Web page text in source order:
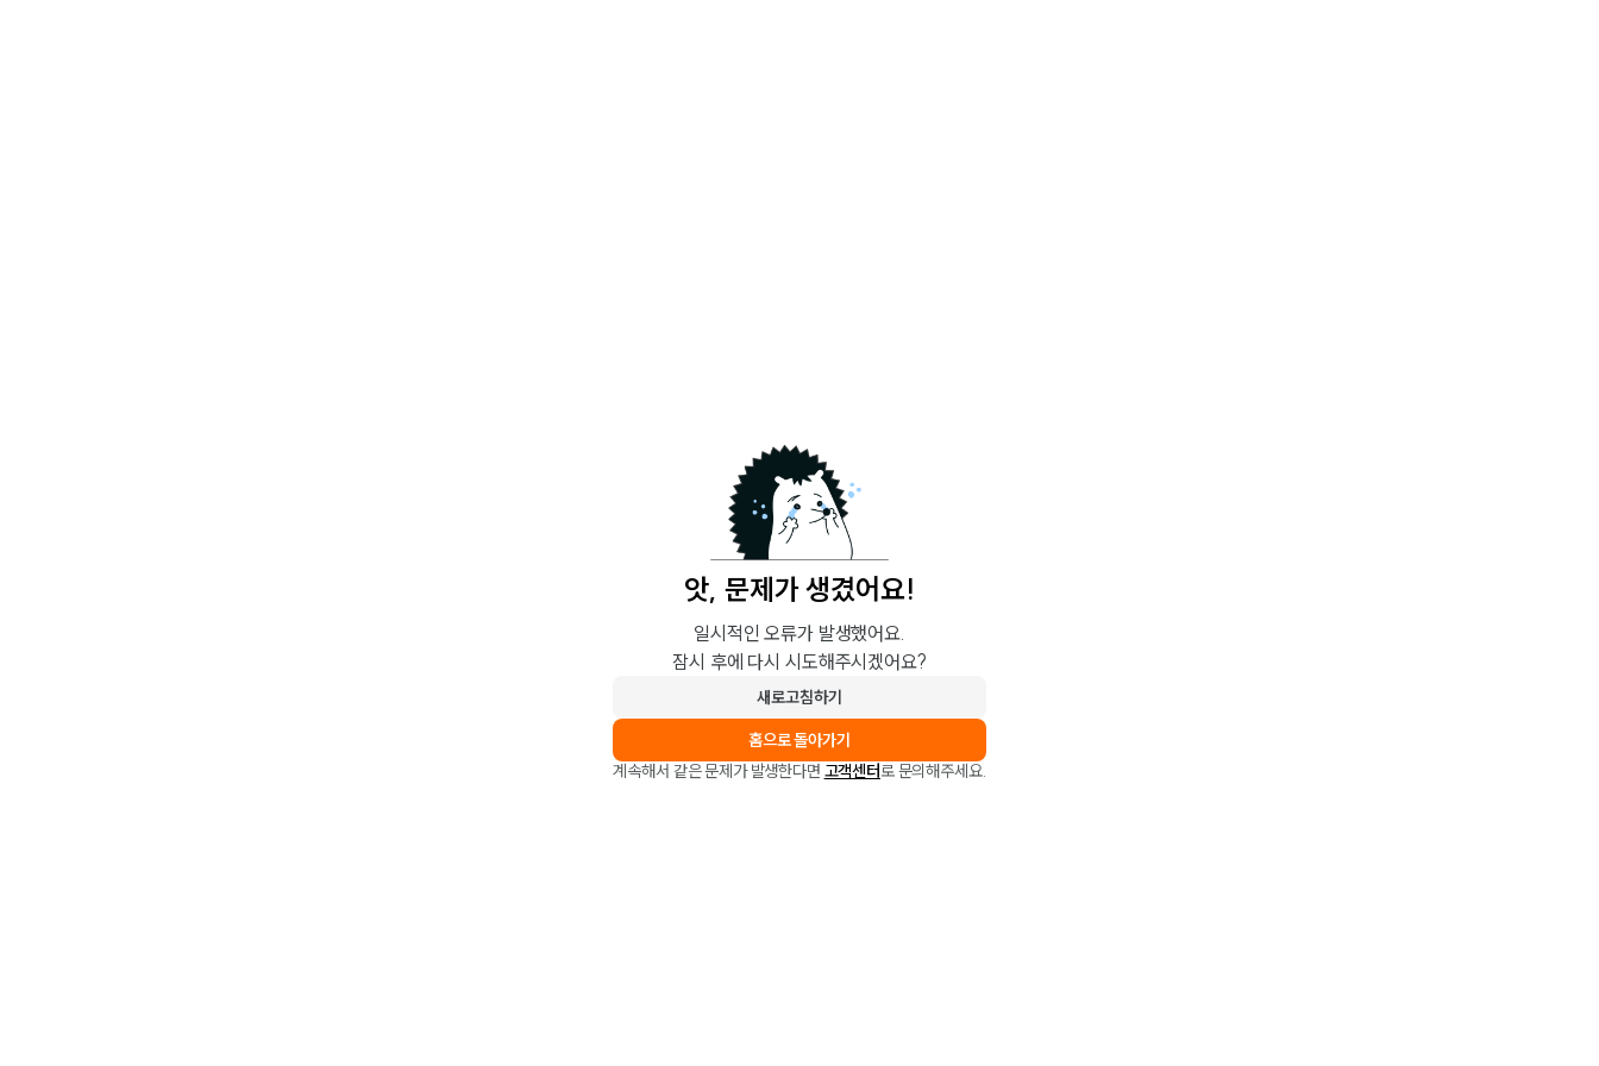
앗, 문제가 생겼어요!
일시적인 오류가 발생했어요.
잠시 후에 다시 시도해주시겠어요?
새로고침하기
홈으로 돌아가기
계속해서 같은 문제가 발생한다면 고객센터로 문의해주세요.